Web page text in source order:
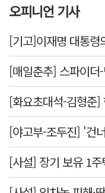
오피니언 기사
[기고]이재명 대통령
[매일춘추] 스파이더
[화요초대석-김형준
[야고부-조두진] '건